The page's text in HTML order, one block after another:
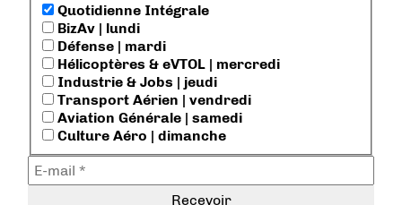
Quotidienne Intégrale
BizAv | lundi
Défense | mardi
Hélicoptères & eVTOL | mercredi
Industrie & Jobs | jeudi
Transport Aérien | vendredi
Aviation Générale | samedi
Culture Aéro | dimanche